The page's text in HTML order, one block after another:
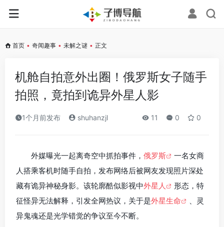
首页 • 奇闻趣事 • 未解之谜 • 正文
机舱自拍意外出圈！俄罗斯女子随手
拍照，竟拍到诡异外星人影
1个月前发布 shuhanzjl 11 0 0
外媒曝光一起离奇空中抓拍事件， 俄罗斯
一名女商
人搭乘客机时随手自拍，发布网络后被网友发现照片深处
藏有诡异神秘身影。该轮廓酷似影视中外星人
形态，特
征怪异无法解释，引发全网热议，关于是外星生命
、灵
异鬼魂还是光学错觉的争议至今不断。